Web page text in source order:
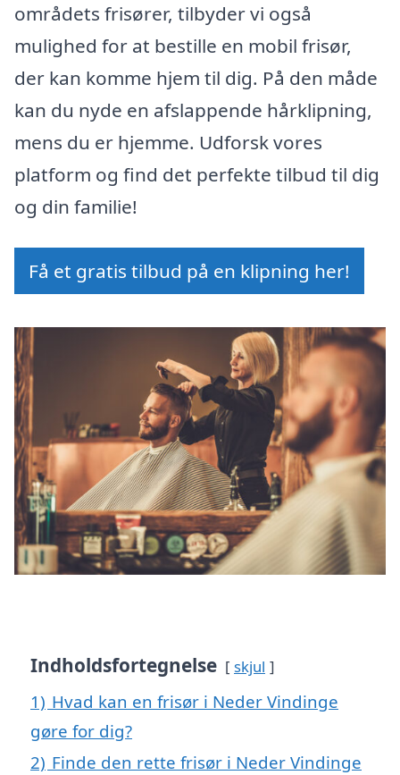
områdets frisører, tilbyder vi også
mulighed for at bestille en mobil frisør,
der kan komme hjem til dig. På den måde
kan du nyde en afslappende hårklipning,
mens du er hjemme. Udforsk vores
platform og find det perfekte tilbud til dig
og din familie!
Få et gratis tilbud på en klipning her!
Indholdsfortegnelse skjul
1) Hvad kan en frisør i Neder Vindinge
gøre for dig?
2) Finde den rette frisør i Neder Vindinge